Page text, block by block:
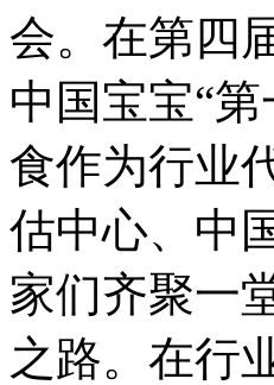
会。在第四
中国宝宝“
食作为行业
估中心、中
家们齐聚一
之路。在行